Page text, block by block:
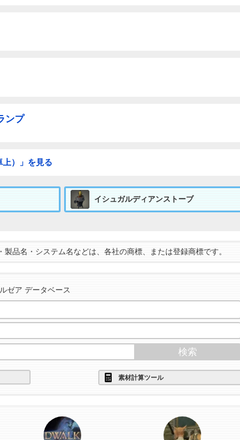
ンプ
）」を見る
イシュガルディアンストーブ
品名・システム名などは、各社の商標、または登録商標です。
ゼア データベース
素材計算ツール